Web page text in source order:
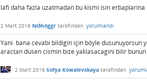
lafi daha fazla uzatmadan bu kismi isin erbaplarina
2 Mart 2016 Níðhöggr tarafından yorumlandı
Yani bana cevabi bildigin için böyle dusunuyorsun
aractan dusen cismin bize yaklasacagini bilir
2 Mart 2016 Sofya Kowalevskaya tarafından